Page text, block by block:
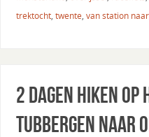
trektocht, twente, van station
2 dagen hiken op
Tubbergen naar